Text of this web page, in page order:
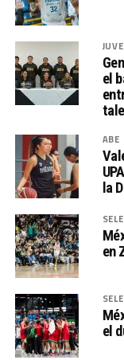
el
ABE
la
en
el